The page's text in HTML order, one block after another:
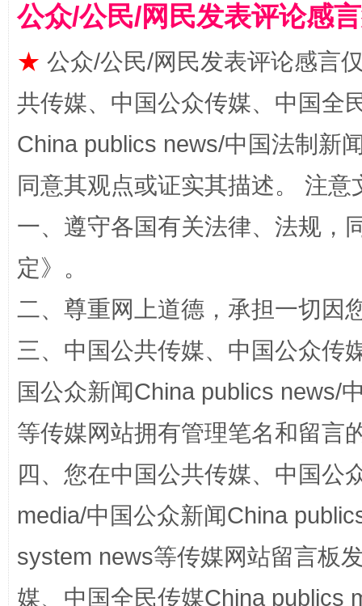
全民健身五年计划来了！等你上场
阿坝州三大球赛在茂县开幕 规模
国家大学科技园优化重塑工作
公众/公民/网民发表评论感
★ 公众/公民/网民发表评论感言
共传媒、中国公众传媒、中国全
China publics news/中国法制新
同意其观点或证实其描述。 注
一、遵守各国有关法律、法规，
定》。
二、尊重网上道德，承担一切因
三、中国公共传媒、中国公众传
国公众新闻China publics news/
等传媒网站拥有管理笔名和留言
四、您在中国公共传媒、中国公
media/中国公众新闻China
system news等传媒网站留言板
媒、中国全民传媒China publics